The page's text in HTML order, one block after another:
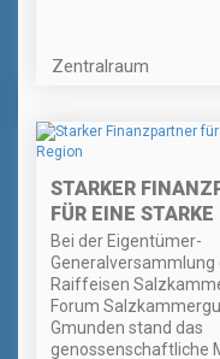
Zentralraum
STARKER
FÜR EINE STARKE
Bei der Eigentümer-
Generalversammlung
Raiffeisen
Forum
Gmunden stand das
genossenschaftliche